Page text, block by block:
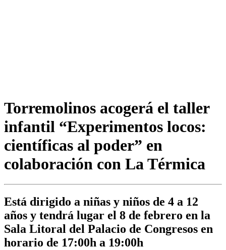
Torremolinos acogerá el taller
infantil “Experimentos locos:
científicas al poder” en
colaboración con La Térmica
Está dirigido a niñas y niños de 4 a 12
años y tendrá lugar el 8 de febrero en la
Sala Litoral del Palacio de Congresos en
horario de 17:00h a 19:00h